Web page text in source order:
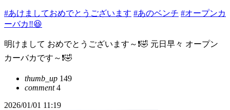
#あけましておめでとうございます #あのベンチ #オープンカ
ーバカ‼️😆
明けまして おめでとうございます～❗🤣 元日早々 オープン
カーバカです～❗🤣
thumb_up 149
comment4
2026/01/01 11:19